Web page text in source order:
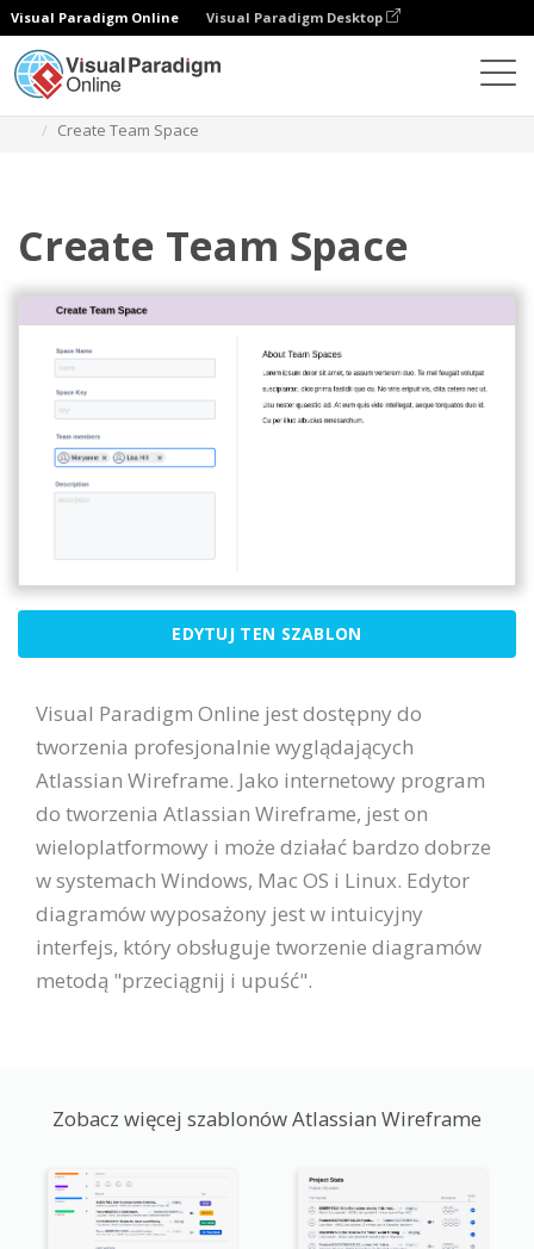
Visual Paradigm Online Visual Paradigm Desktop
Create Team Space
Create Team Space
EDYTUJ TEN SZABLON
Visual Paradigm Online jest dostępny do
tworzenia profesjonalnie wyglądających
Atlassian Wireframe. Jako internetowy program
do tworzenia Atlassian Wireframe, jest on
wieloplatformowy i może działać bardzo dobrze
w systemach Windows, Mac OS i Linux. Edytor
diagramów wyposażony jest w intuicyjny
interfejs, który obsługuje tworzenie diagramów
metodą "przeciągnij i upuść".
Zobacz więcej szablonów Atlassian Wireframe